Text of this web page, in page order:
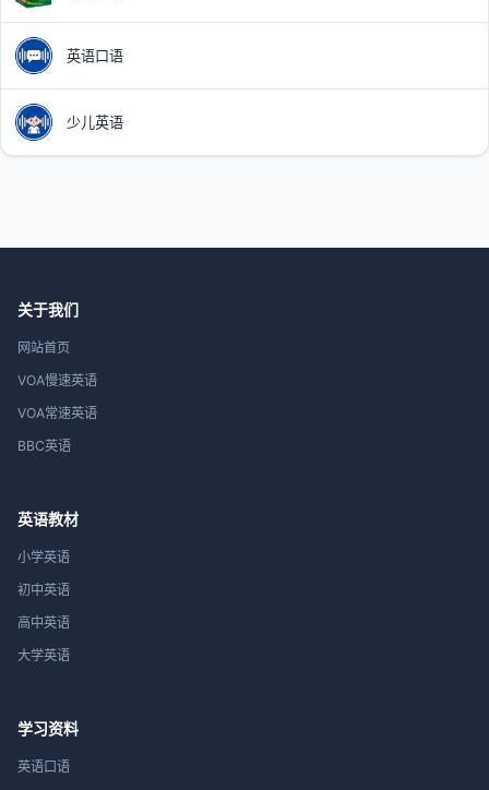
英语口语
少儿英语
关于我们
网站首页
VOA慢速英语
VOA常速英语
BBC英语
英语教材
小学英语
初中英语
高中英语
大学英语
学习资料
英语口语